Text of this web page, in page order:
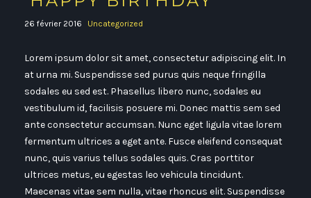
26 février 2016 Uncategorized
Lorem ipsum dolor sit amet, consectetur adipiscing elit. In
at urna mi. Suspendisse sed purus quis neque fringilla
sodales eu sed est. Phasellus libero nunc, sodales eu
vestibulum id, facilisis posuere mi. Donec mattis sem sed
ante consectetur accumsan. Nunc eget ligula vitae lorem
fermentum ultrices a eget ante. Fusce eleifend consequat
nunc, quis varius tellus sodales quis. Cras porttitor
ultrices metus, eu egestas leo vehicula tincidunt.
Maecenas vitae sem nulla, vitae rhoncus elit. Suspendisse